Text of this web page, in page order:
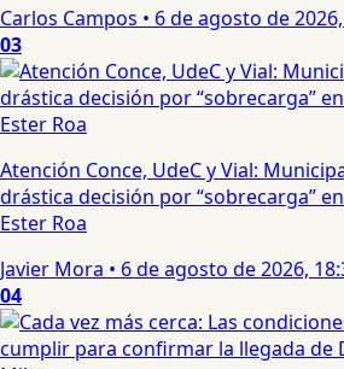
Carlos Campos • 6 de agosto de
03
Atención Conce, UdeC y Vial:
drástica decisión por “sobrecarga”
Ester Roa
Javier Mora • 6 de agosto de 2026,
04